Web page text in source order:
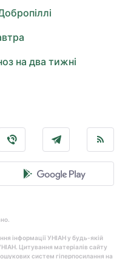
на два тижні
інформації УНІАН у будь-якій
Цитування матеріалів сайту
систем гіперпосилання на